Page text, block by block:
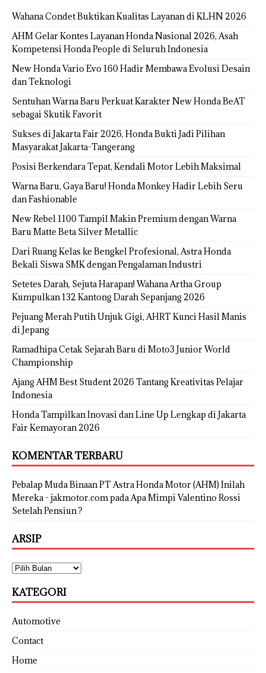
Wahana Condet Buktikan Kualitas Layanan di KLHN 2026
AHM Gelar Kontes Layanan Honda Nasional 2026, Asah
Kompetensi Honda People di Seluruh Indonesia
New Honda Vario Evo 160 Hadir Membawa Evolusi Desain
dan Teknologi
Sentuhan Warna Baru Perkuat Karakter New Honda BeAT
sebagai Skutik Favorit
Sukses di Jakarta Fair 2026, Honda Bukti Jadi Pilihan
Masyarakat Jakarta-Tangerang
Posisi Berkendara Tepat, Kendali Motor Lebih Maksimal
Warna Baru, Gaya Baru! Honda Monkey Hadir Lebih Seru
dan Fashionable
New Rebel 1100 Tampil Makin Premium dengan Warna
Baru Matte Beta Silver Metallic
Dari Ruang Kelas ke Bengkel Profesional, Astra Honda
Bekali Siswa SMK dengan Pengalaman Industri
Setetes Darah, Sejuta Harapan! Wahana Artha Group
Kumpulkan 132 Kantong Darah Sepanjang 2026
Pejuang Merah Putih Unjuk Gigi, AHRT Kunci Hasil Manis
di Jepang
Ramadhipa Cetak Sejarah Baru di Moto3 Junior World
Championship
Ajang AHM Best Student 2026 Tantang Kreativitas Pelajar
Indonesia
Honda Tampilkan Inovasi dan Line Up Lengkap di Jakarta
Fair Kemayoran 2026
KOMENTAR TERBARU
Pebalap Muda Binaan PT Astra Honda Motor (AHM) Inilah
Mereka - jakmotor.compada Apa Mimpi Valentino Rossi
Setelah Pensiun ?
ARSIP
KATEGORI
Automotive
Contact
Home